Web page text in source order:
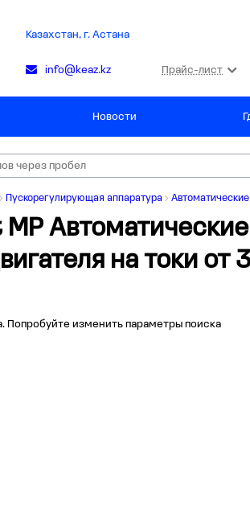
Казахстан, г. Астана
info@keaz.kz Прайс-лист
Новости
Пускорегулирующая аппаратура
на токи от
Попробуйте изменить параметры поиска